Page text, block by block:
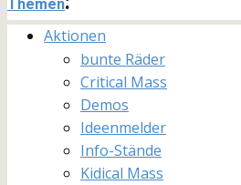
Themen
Aktionen
bunte Räder
Critical Mass
Demos
Ideenmelder
Info-Stände
Kidical Mass